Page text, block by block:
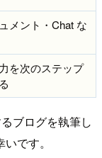
メント・Chat な
を次のステップ
ブログを執筆し
です。